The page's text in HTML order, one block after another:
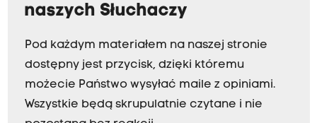
naszych Słuchaczy
Pod każdym materiałem na naszej stronie
dostępny jest przycisk, dzięki któremu
możecie Państwo wysyłać maile z opiniami.
Wszystkie będą skrupulatnie czytane i nie